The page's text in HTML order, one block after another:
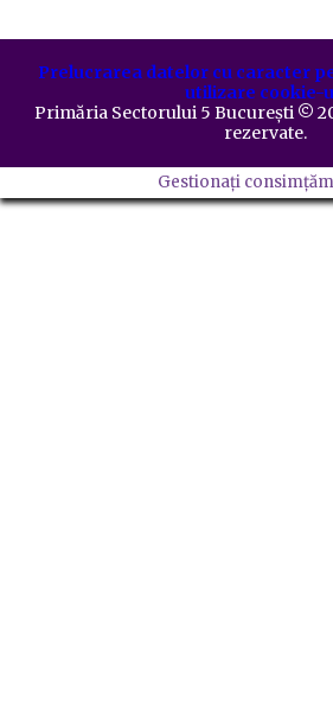
Prelucrarea datelor cu caracter
utilizare cookie-
Primăria Sectorului 5 București ©️
rezervate.
Gestionați